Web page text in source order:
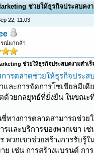
ช่วยให้ธุรกิจประสบคงา
22, 11:03
รณ์แก่กล้า
ช่วยให้ธุรกิจประสบคงามสำเร็
ารตลาดช่วยให้ธุรกิจประส
และการจัดการโซเชียลมีเ
ด้วยกลยุทธ์ที่ยั่งยืน ในขณ
ซี่ทางการตลาดสามารถช่ว
รและบริการของพวกเขา
พวกเขาช่วยสร้างการรับรู้
ย เช่น การสร้างแบรนด์ ก